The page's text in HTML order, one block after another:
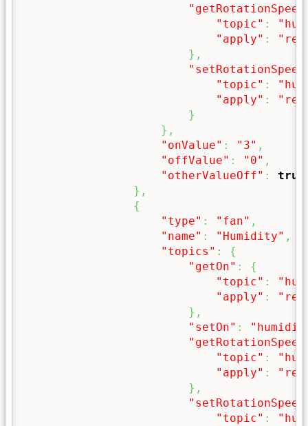
"topic" :
"apply" :
} ,
"topic" :
"apply" :
}
} ,
"onValue" : "3" ,
"offValue" : "0" ,
"otherValueOff" :
true
} ,
{
"type" : "fan" ,
"name" : "Humidity" ,
"topics" :
{
"getOn" :
{
"topic" :
"apply" :
} ,
"setOn" :
"topic" :
"apply" :
} ,
"topic" :